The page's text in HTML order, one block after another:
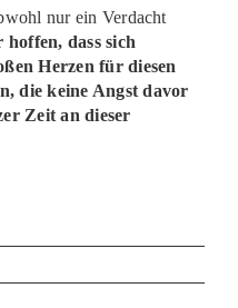
nur ein Verdacht
dass sich
Herzen für diesen
die keine Angst davor
Zeit an dieser